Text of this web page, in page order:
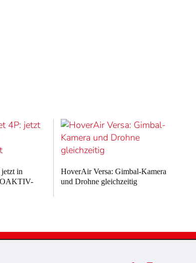
in
HoverAir Versa: Gimbal-Kamera
und Drohne gleichzeitig